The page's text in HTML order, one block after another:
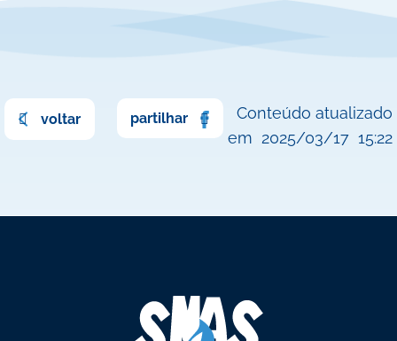
voltar partilhar
Conteúdo atualizado
em 2025/03/17 15:22